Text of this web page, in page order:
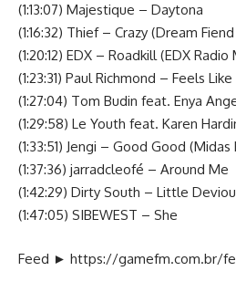
(1:13:07) Majestique – Daytona
(1:16:32) Thief – Crazy (Dream
(1:20:12) EDX – Roadkill (EDX Radio
(1:23:31) Paul Richmond – Feels
(1:27:04) Tom Budin feat. Enya
(1:29:58) Le Youth feat. Karen
(1:33:51) Jengi – Good Good
(1:37:36) jarradcleofé – Around Me
(1:42:29) Dirty South – Little
(1:47:05) SIBEWEST – She
Feed ► https://gamefm.com.br/